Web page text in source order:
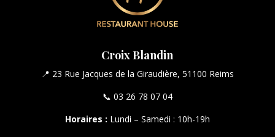
Croix Blandin
📍 23 Rue Jacques de la Giraudière, 51100 Reims
📞 03 26 78 07 04
Horaires : Lundi – Samedi : 10h-19h